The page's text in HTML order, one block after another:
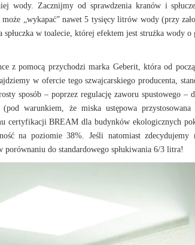
wody. Zacznijmy od sprawdzenia kranów i
„wykapać” nawet 5 tysięcy litrów wody (przy
spłuczka w toalecie, której efektem jest strużka
z pomocą przychodzi marka Geberit, która od
w ofercie tego szwajcarskiego producenta,
sposób – poprzez regulację zaworu spustowego –
warunkiem, że miska ustępowa przystosowana
certyfikacji BREAM dla budynków ekologicznych
na poziomie 38%. Jeśli natomiast
porównaniu do standardowego spłukiwania 6/3 litra!